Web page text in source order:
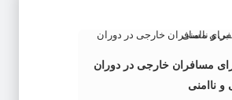
برای مسافران خارجی در دوران
و ناامنی